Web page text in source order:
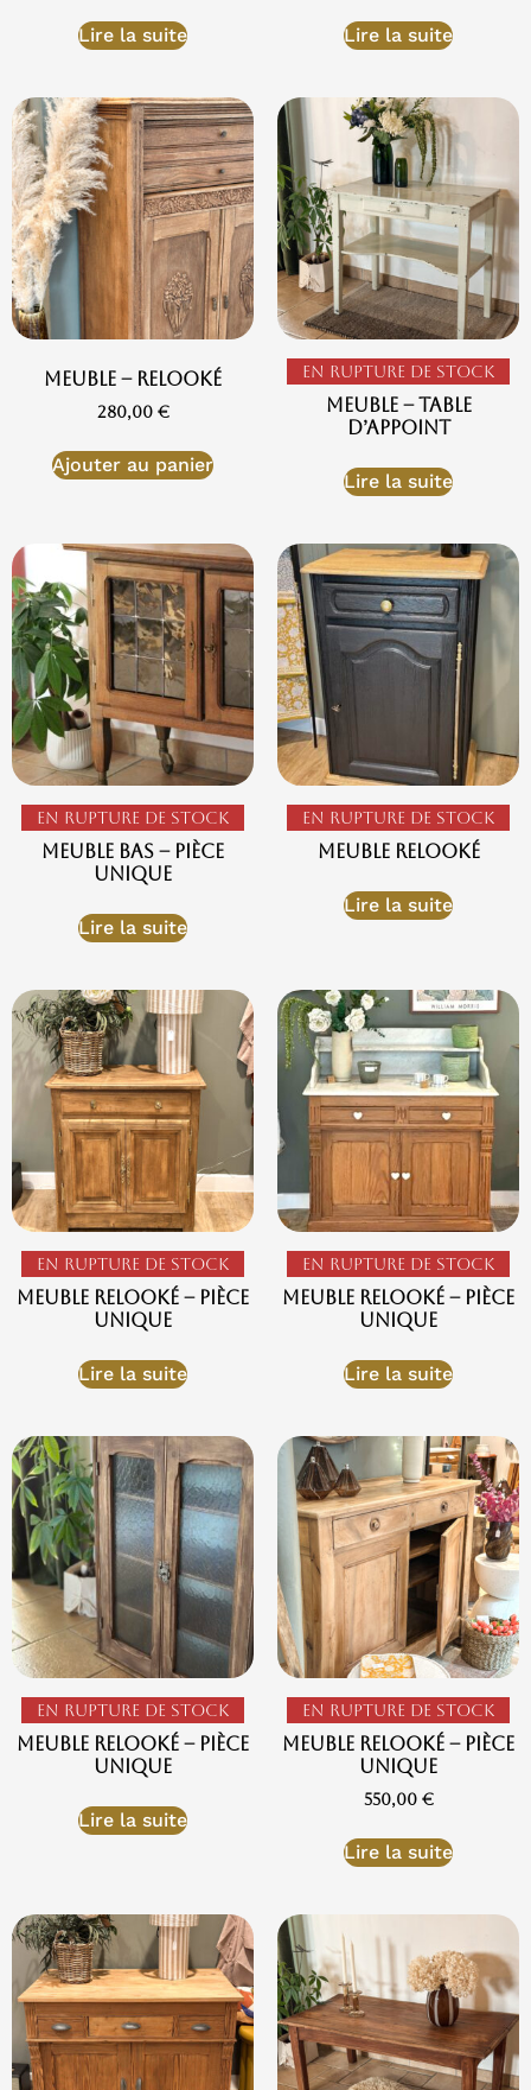
Lire la suite Lire la suite
Meuble – Relooké
280,00 €
Ajouter au panier
En rupture de stock
Meuble – Table
d’appoint
Lire la suite
En rupture de stock
Meuble bas – Pièce
Unique
Lire la suite
En rupture de stock
Meuble relooké
Lire la suite
En rupture de stock
Meuble relooké – Pièce
Unique
Lire la suite
En rupture de stock
Meuble Relooké – Pièce
Unique
Lire la suite
En rupture de stock
Meuble Relooké – Pièce
unique
Lire la suite
En rupture de stock
Meuble relooké – Pièce
Unique
550,00 €
Lire la suite